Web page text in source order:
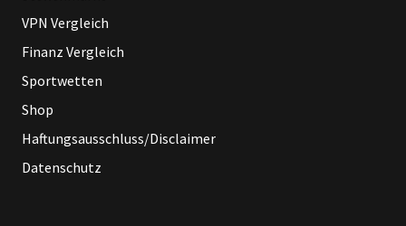
VPN Vergleich
Finanz Vergleich
Sportwetten
Shop
Haftungsausschluss/Disclaimer
Datenschutz